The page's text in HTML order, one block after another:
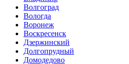
Волгоград
Вологда
Воронеж
Воскресенск
Дзержинский
Долгопрудный
Домодедово